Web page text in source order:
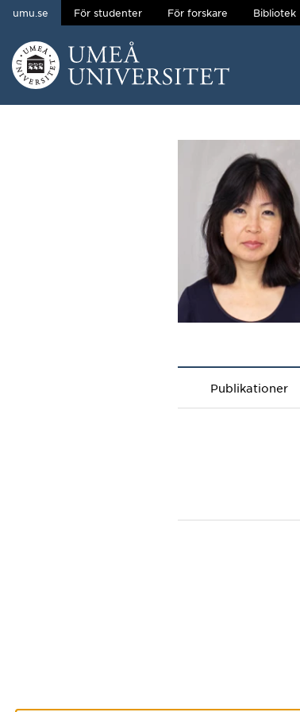
Hoppa direkt till innehållet
umu.se För studenter För forskare Bibliotek
Publikationer